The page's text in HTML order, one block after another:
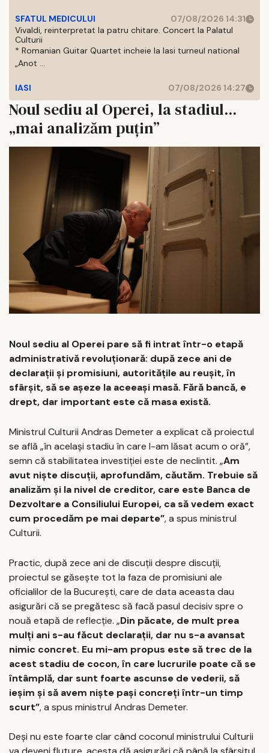
SFATUL MEDICULUI
07/08/2026 14:31
Vivaldi, reinterpretat la patru chitare. Concert la Palatul
Culturii
* Romanian Guitar Quartet incheie la Iasi turneul national
„Anot ...
IASI 07/08/2026 14:27
Noul sediu al Operei, la stadiul...
„mai analizăm puţin”
Noul sediu al Operei pare să fi intrat într-o etapă
administrativă revoluţionară: după zece ani de
declaraţii şi promisiuni, autorităţile au reuşit, în
sfârşit, să se aşeze la aceeaşi masă. Fără bancă, e
drept, dar important este că masa există.
Ministrul Culturii Andras Demeter a explicat că proiectul
se află „în acelaşi stadiu în care l-am lăsat acum o oră”,
semn că stabilitatea investiţiei este de neclintit. „Am
avut nişte discuţii, aprofundăm, căutăm. Trebuie să
analizăm şi la nivel de creditor, care este Banca de
Dezvoltare a Consiliului Europei, ca să vedem exact
cum procedăm pe mai departe”, a spus ministrul
Culturii.
Practic, după zece ani de discuţii despre discuţii,
proiectul se găseşte tot la faza de promisiuni ale
oficialilor de la Bucureşti, care de data aceasta dau
asigurări că se pregătesc să facă pasul decisiv spre o
nouă etapă de reflecţie. „Din păcate, de mult prea
mulţi ani s-au făcut declaraţii, dar nu s-a avansat
nimic concret. Eu mi-am propus este să trec de la
acest stadiu de cocon, în care lucrurile poate că se
întâmplă, dar sunt foarte ascunse de vederii, să
ieşim şi să avem nişte paşi concreţi într-un timp
scurt”, a spus ministrul Andras Demeter.
Deşi nu este foarte clar când coconul ministrului Culturii